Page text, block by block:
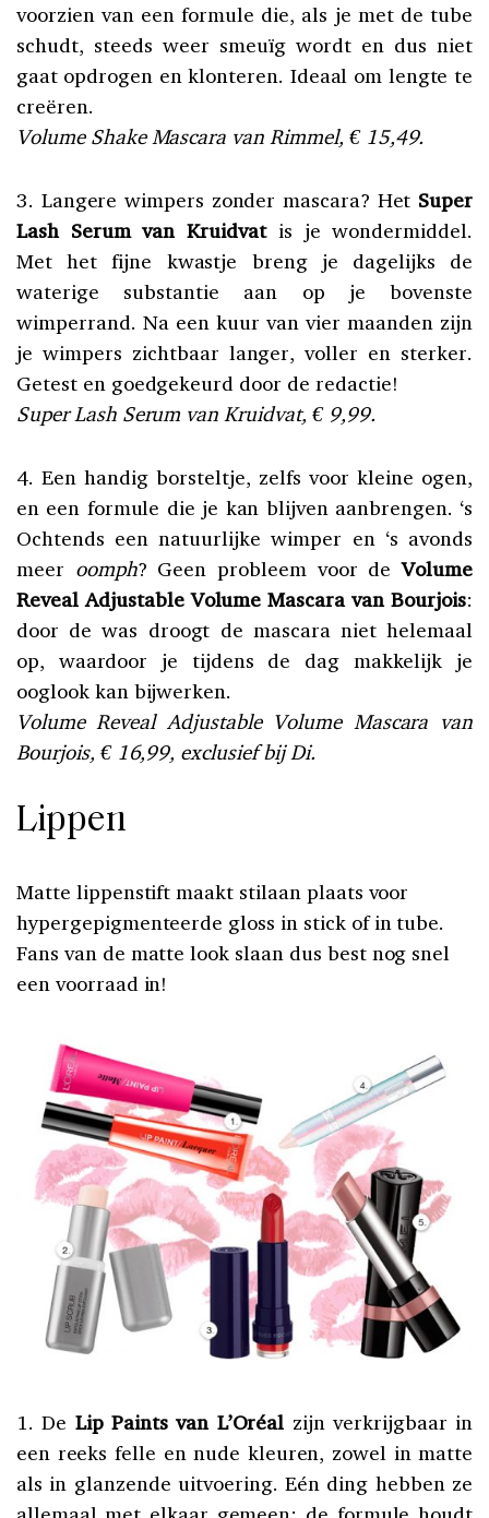
voorzien van een formule die, als je met de tube
schudt, steeds weer smeuïg wordt en dus niet
gaat opdrogen en klonteren. Ideaal om lengte te
creëren.
Volume Shake Mascara van Rimmel, € 15,49.
3. Langere wimpers zonder mascara? Het Super
Lash Serum van Kruidvatis je wondermiddel.
Met het fijne kwastje breng je dagelijks de
waterige substantie aan op je bovenste
wimperrand. Na een kuur van vier maanden zijn
je wimpers zichtbaar langer, voller en sterker.
Getest en goedgekeurd door de redactie!
Super Lash Serum van Kruidvat, € 9,99.
4. Een handig borsteltje, zelfs voor kleine ogen,
en een formule die je kan blijven aanbrengen. ‘s
Ochtends een natuurlijke wimper en ‘s avonds
meer oomph? Geen probleem voor deVolume
Reveal Adjustable Volume Mascara van Bourjois:
door de was droogt de mascara niet helemaal
op, waardoor je tijdens de dag makkelijk je
ooglook kan bijwerken.
Volume Reveal Adjustable Volume Mascara van
Bourjois, € 16,99, exclusief bij Di.
Lippen
Matte lippenstift maakt stilaan plaats voor
hypergepigmenteerde gloss in stick of in tube.
Fans van de matte look slaan dus best nog snel
een voorraad in!
1. De Lip Paints van L’Oréal zijn verkrijgbaar in
een reeks felle en nude kleuren, zowel in matte
als in glanzende uitvoering. Eén ding hebben ze